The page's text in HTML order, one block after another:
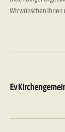
Wir wünschen Ihnen
Ev